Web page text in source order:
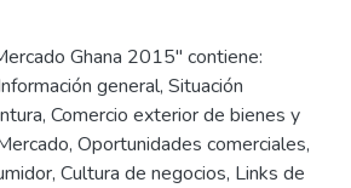
Ghana 2015" contiene:
general, Situación
Comercio exterior de bienes y
Oportunidades comerciales,
Cultura de negocios, Links de